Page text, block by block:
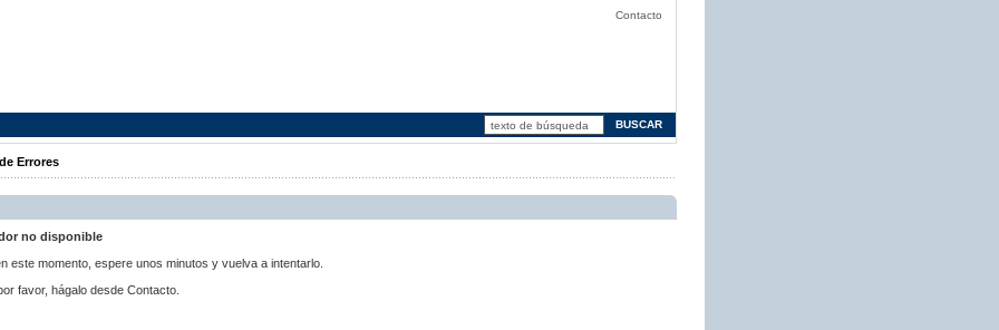
Contacto
Errores
no disponible
este momento, espere unos minutos y vuelva a intentarlo.
favor, hágalo desde Contacto.